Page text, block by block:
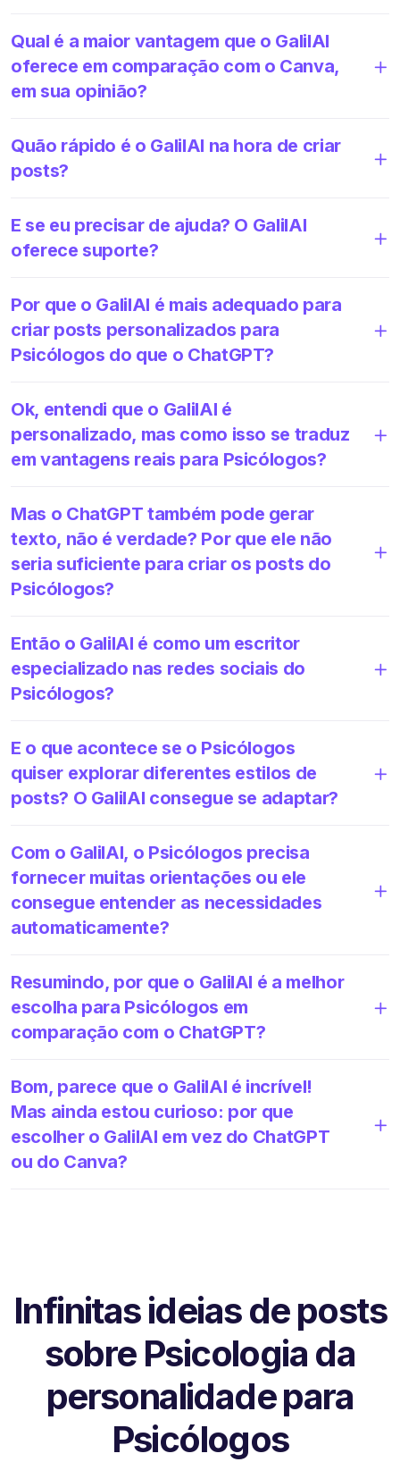
Qual é a maior vantagem que o GalilAI
oferece em comparação com o Canva,
em sua opinião?
Quão rápido é o GalilAI na hora de criar
posts?
E se eu precisar de ajuda? O GalilAI
oferece suporte?
Por que o GalilAI é mais adequado para
criar posts personalizados para
Psicólogos do que o ChatGPT?
Ok, entendi que o GalilAI é
personalizado, mas como isso se traduz
em vantagens reais para Psicólogos?
Mas o ChatGPT também pode gerar
texto, não é verdade? Por que ele não
seria suficiente para criar os posts do
Psicólogos?
Então o GalilAI é como um escritor
especializado nas redes sociais do
Psicólogos?
E o que acontece se o Psicólogos
quiser explorar diferentes estilos de
posts? O GalilAI consegue se adaptar?
Com o GalilAI, o Psicólogos precisa
fornecer muitas orientações ou ele
consegue entender as necessidades
automaticamente?
Resumindo, por que o GalilAI é a melhor
escolha para Psicólogos em
comparação com o ChatGPT?
Bom, parece que o GalilAI é incrível!
Mas ainda estou curioso: por que
escolher o GalilAI em vez do ChatGPT
ou do Canva?
Infinitas ideias de posts
sobre Psicologia da
personalidade para
Psicólogos